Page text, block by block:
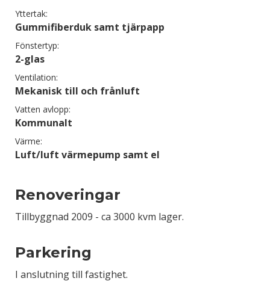
Yttertak:
Gummifiberduk samt tjärpapp
Fönstertyp:
2-glas
Ventilation:
Mekanisk till och frånluft
Vatten avlopp:
Kommunalt
Värme:
Luft/luft värmepump samt el
Renoveringar
Tillbyggnad 2009 - ca 3000 kvm lager.
Parkering
I anslutning till fastighet.